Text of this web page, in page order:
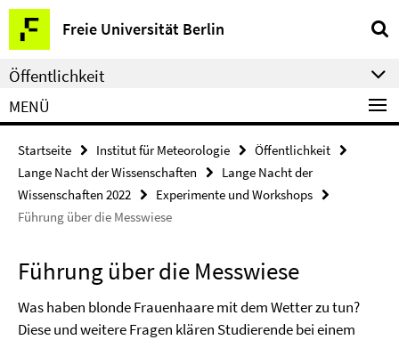
Springe
direkt
zu
Inhalt
Freie Universität Berlin
Service-
Navigation
Öffentlichkeit
MENÜ
Startseite Institut für Meteorologie
Öffentlichkeit
Lange Nacht der Wissenschaften
Lange Nacht der
Wissenschaften 2022
Experimente und Workshops
Führung über die Messwiese
Führung über die Messwiese
Was haben blonde Frauenhaare mit dem Wetter zu tun?
Diese und weitere Fragen klären Studierende bei einem